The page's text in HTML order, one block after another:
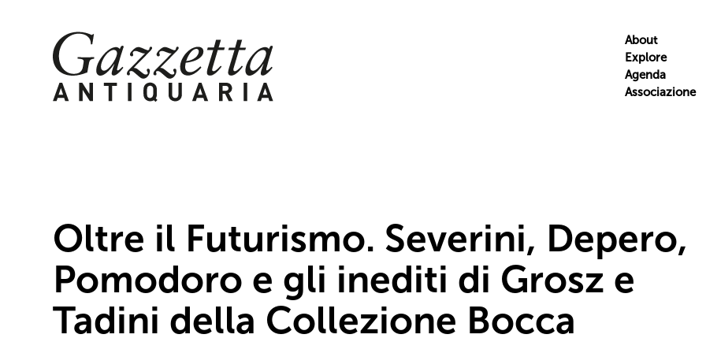
Skip
to
content
About
Explore
Agenda
Associazione
Oltre il Futurismo. Severini, Depero,
Pomodoro e gli inediti di Grosz e
Tadini della Collezione Bocca